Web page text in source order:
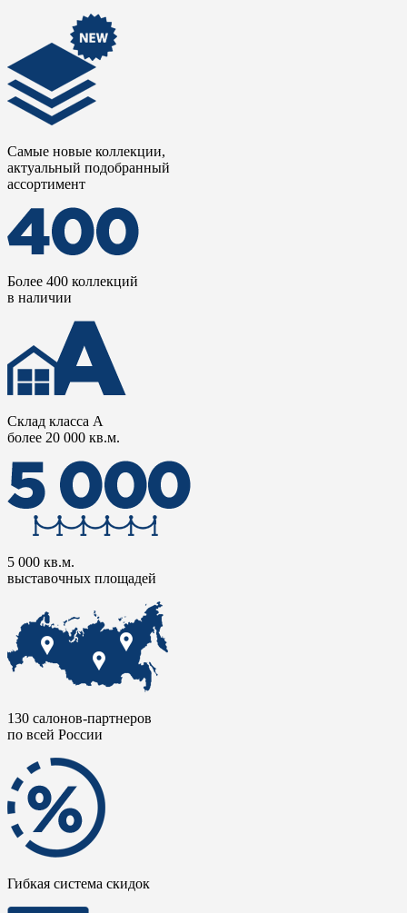
Самые новые коллекции,
актуальный подобранный
ассортимент
Более 400 коллекций
в наличии
Склад класса А
более 20 000 кв.м.
5 000 кв.м.
выставочных площадей
130 салонов-партнеров
по всей России
Гибкая система скидок